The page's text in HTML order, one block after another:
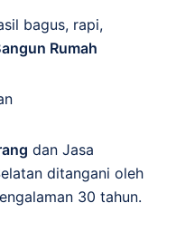
bagus, rapi,
Rumah
dan Jasa
ditangani oleh
30 tahun.